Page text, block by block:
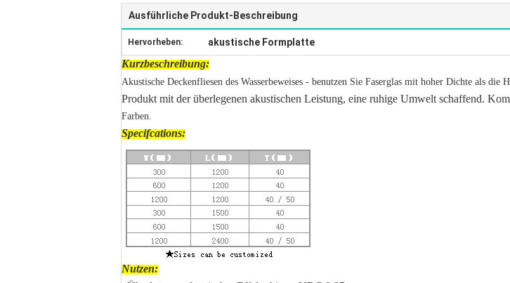
Ausführliche Produkt-Beschreibung
Hervorheben: akustische Formplatte
Kurzbeschreibung:
Akustische Deckenfliesen des Wasserbeweises - benutzen Sie Faserglas mit hoher Dichte als die
Produkt mit der überlegenen akustischen Leistung, eine ruhige Umwelt schaffend.
Farben.
Specifcations:
Nutzen: